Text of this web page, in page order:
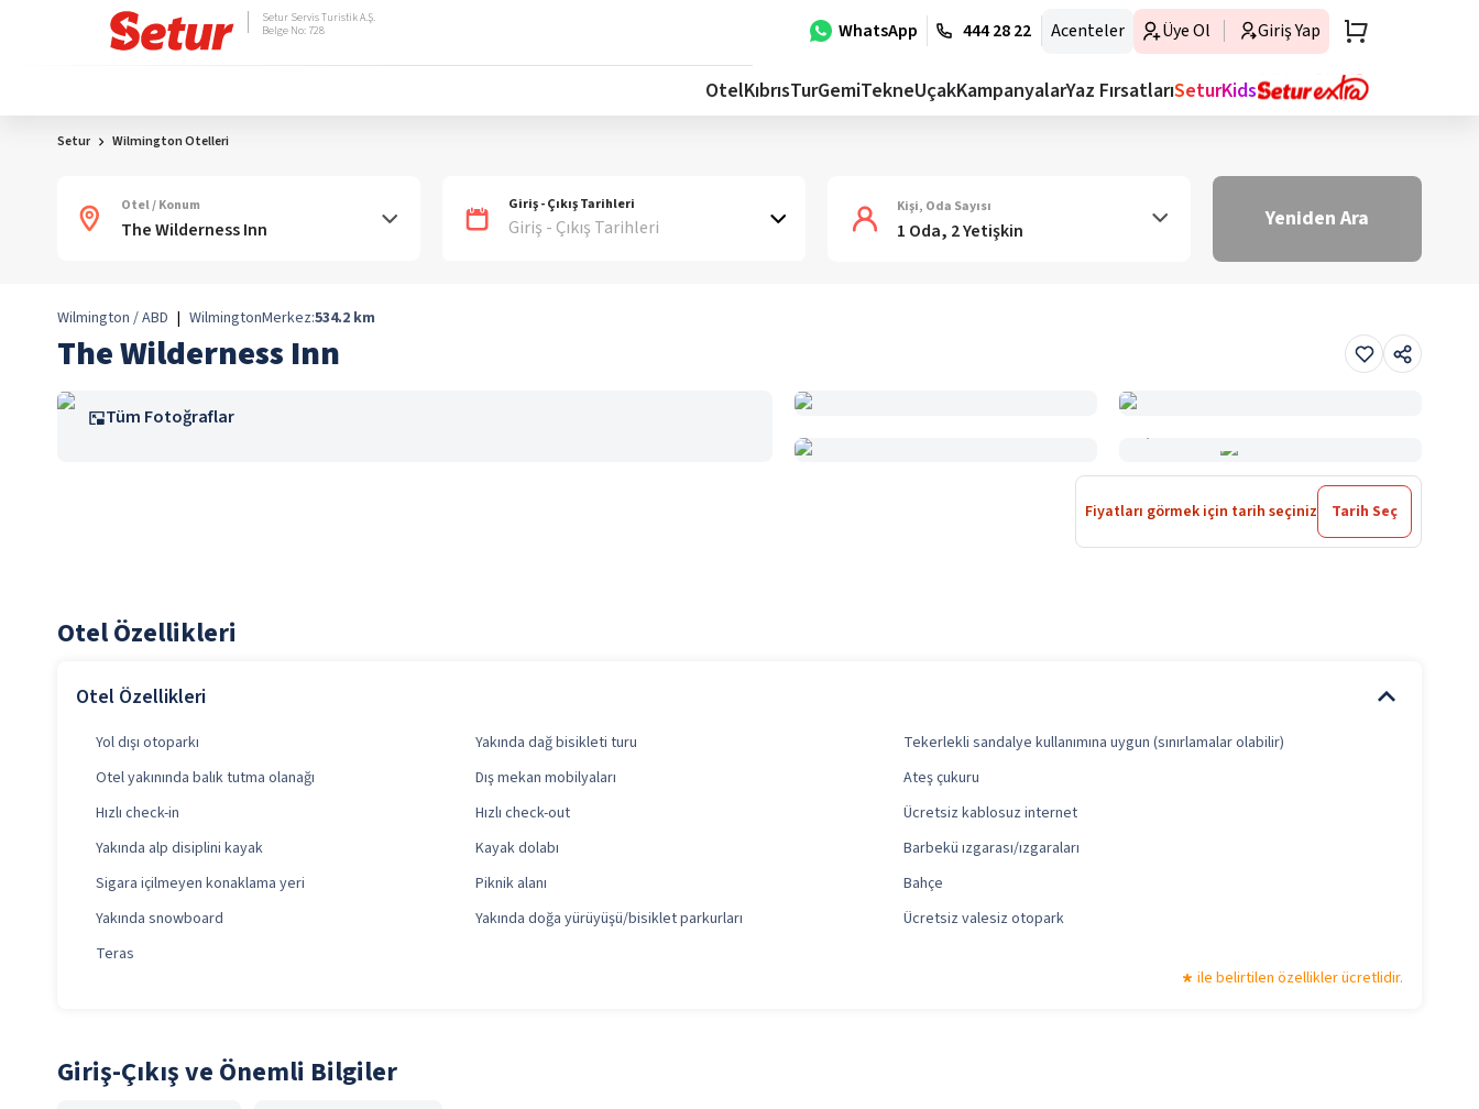
WhatsApp 444 28 22 Acenteler Üye Ol Giriş Yap
Setur Servis Turistik A.Ş.
Belge No: 728
OtelKıbrısTurGemiTekneUçakKampanyalarYaz FırsatlarıSeturKids
Setur Wilmington Otelleri
Otel / Konum Giriş - Çıkış Tarihleri
Giriş - Çıkış Tarihleri
Kişi, Oda Sayısı
1 Oda, 2 Yetişkin Yeniden Ara
Wilmington / ABD | WilmingtonMerkez:534.2 km
The Wilderness Inn
Tüm Fotoğraflar
Fiyatları görmek için tarih seçiniz Tarih Seç
Otel Özellikleri
Otel Özellikleri
Yol dışı otoparkı Yakında dağ bisikleti turu
Tekerlekli sandalye kullanımına uygun (sınırlamalar olabilir)
Otel yakınında balık tutma olanağı
Dış mekan mobilyaları
Ateş çukuru
Hızlı check-in
Hızlı check-out
Ücretsiz kablosuz internet
Yakında alp disiplini kayak
Kayak dolabı
Barbekü ızgarası/ızgaraları
Sigara içilmeyen konaklama yeri
Piknik alanı
Bahçe
Yakında snowboard
Yakında doğa yürüyüşü/bisiklet parkurları
Ücretsiz valesiz otopark
Teras
ile belirtilen özellikler ücretlidir.
Giriş-Çıkış ve Önemli Bilgiler